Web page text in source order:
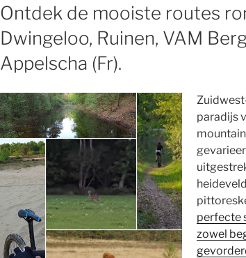
Ontdek de mooiste routes
Dwingeloo, Ruinen, VAM
Appelscha (Fr).
paradijs
perfecte
zowel